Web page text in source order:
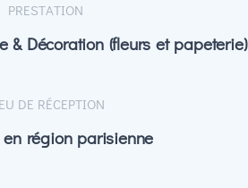
PRESTATION
& Décoration (fleurs et papeterie)
DE RÉCEPTION
en région parisienne